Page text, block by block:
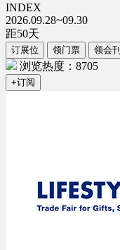
INDEX
2026.09.28~09.30
距50天
订展位 领门票 领会刊
浏览热度：8705
+订阅